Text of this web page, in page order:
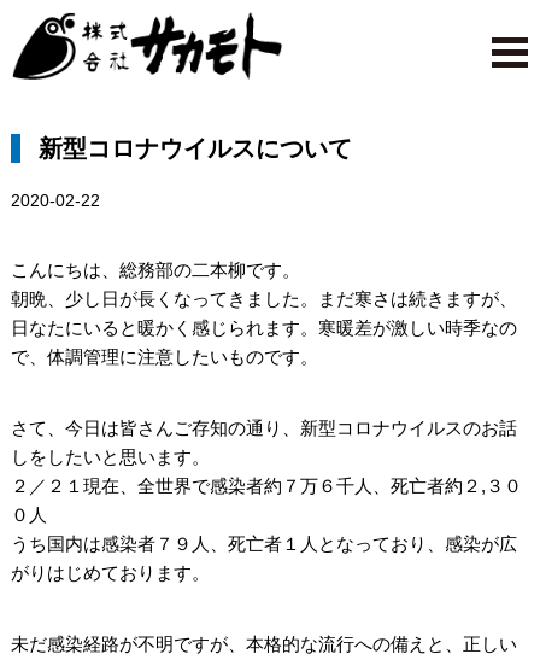
新型コロナウイルスについて
2020-02-22
こんにちは、総務部の二本柳です。
朝晩、少し日が長くなってきました。まだ寒さは続きますが、
日なたにいると暖かく感じられます。寒暖差が激しい時季なの
で、体調管理に注意したいものです。
さて、今日は皆さんご存知の通り、新型コロナウイルスのお話
しをしたいと思います。
２／２１現在、全世界で感染者約７万６千人、死亡者約２,３０
０人
うち国内は感染者７９人、死亡者１人となっており、感染が広
がりはじめております。
未だ感染経路が不明ですが、本格的な流行への備えと、正しい